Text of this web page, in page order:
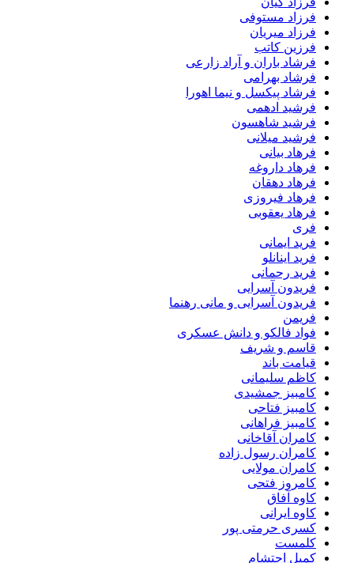
فرزاد مستوفی
فرزاد میریان
فرزین کاتب
فرشاد باران و آراد زارعی
فرشاد بهرامی
فرشاد پیکسل و نیما اهورا
فرشید ادهمی
فرشید شاهسون
فرشید میلانی
فرهاد بیانی
فرهاد داروغه
فرهاد دهقان
فرهاد فیروزی
فرهاد یعقوبی
فری
فرید ایمانی
فرید اینانلو
فرید رحمانی
فریدون آسرایی
فریدون آسرایی و مانی رهنما
فریمن
فواد فالکو و دانش عسکری
قاسم و شریف
قیامت باند
کاظم سلیمانی
کامبیز جمشیدی
کامبیز فتاحی
کامبیز فراهانی
کامران آقاخانی
کامران رسول زاده
کامران مولایی
کامروز فتحی
کاوه آفاق
کاوه ایرانی
کسری حرمتی پور
کلمست
کمیل احتشام